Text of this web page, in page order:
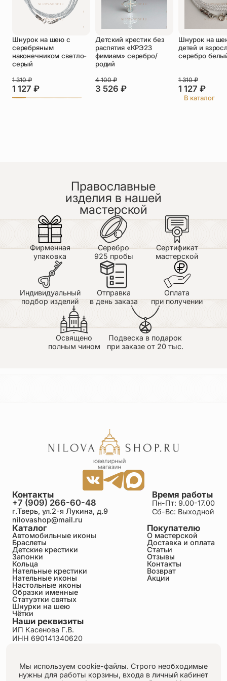
Подтверждаю свое согласие с
политикой конфиденциальности
согласие на обработку персональных
Пока нет отзывов. Будьте первым!
Шнурок на шею с
серебряным
наконечником светло-
серый
1 127 ₽
1 310₽
Детский крестик без
распятия «КРЭ23
фимиам» серебро/
родий
3 526 ₽
4 100₽
Шнурок на
детей и
серебро
1 127 ₽
1 310₽
В каталог
Православные
изделия в нашей
мастерской
Фирменная
упаковка
Серебро
925 пробы
Сертификат
мастерской
Индивидуальный
подбор изделий
Отправка
в день заказа
Оплата
при получении
Освящено
полным чином
Подвеска в подарок
при заказе от 20 тыс.
Каталог
Автомобильные иконы
Браслеты
Детские крестики
Запонки
Кольца
Нательные крестики
Нательные иконы
Настольные иконы
Образки именные
Статуэтки святых
Шнурки на шею
Чётки
Покупателю
О мастерской
Доставка и оплата
Статьи
Отзывы
Контакты
Возврат
Акции
Время работы
Пн-Пт: 9.00-17.00
Сб-Вс: Выходной
Контакты
+7 (909) 266-60-48
г.Тверь, ул.2-я Лукина, д.9
nilovashop@mail.ru
Наши реквизиты
ИП Касенова Г.В.
ИНН 690141340620
Пользовательское соглашение
Публичная оферта
Мы используем cookie-файлы. Строго необходимые
нужны для работы корзины, входа в личный кабинет